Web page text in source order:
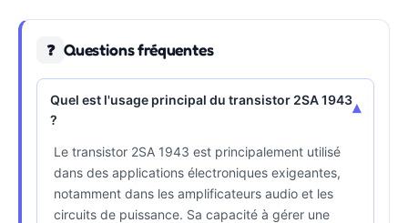
❓ Questions fréquentes
Quel est l'usage principal du transistor 2SA 1943
?
▾
Le transistor 2SA 1943 est principalement utilisé
dans des applications électroniques exigeantes,
notamment dans les amplificateurs audio et les
circuits de puissance. Sa capacité à gérer une